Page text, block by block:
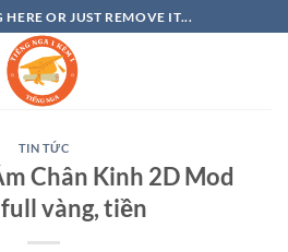
OR JUST REMOVE IT...
TIN TỨC
Chân Kinh 2D Mod
vàng, tiền